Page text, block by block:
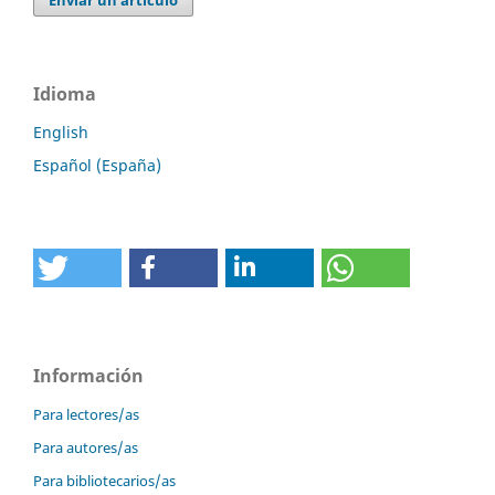
Idioma
English
Español (España)
Información
Para lectores/as
Para autores/as
Para bibliotecarios/as